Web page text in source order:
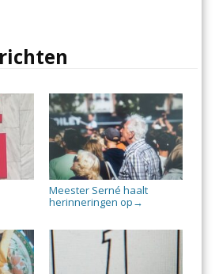
Meester Serné haalt
herinneringen op →